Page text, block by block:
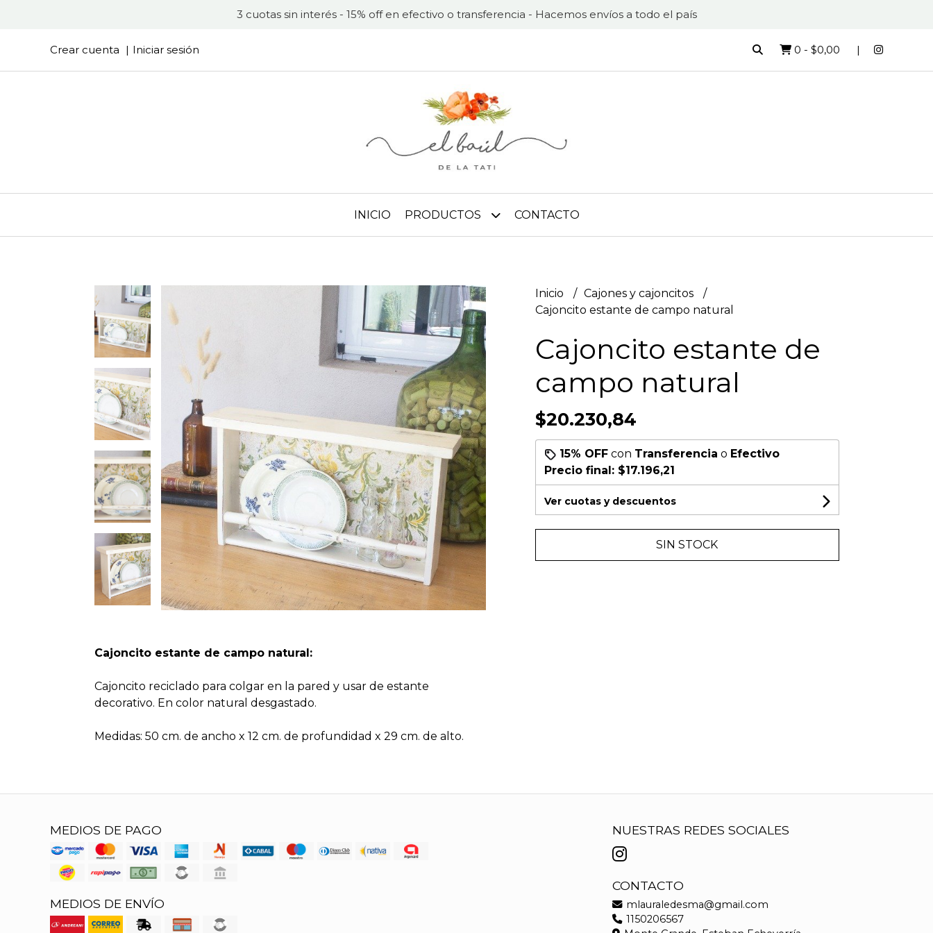
3 cuotas sin interés - 15% off en efectivo o transferencia - Hacemos envíos a todo el país
Crear cuenta Iniciar sesión 0 - $0,00
INICIO PRODUCTOS CONTACTO
Cajoncito estante de campo natural:
Cajoncito reciclado para colgar en la pared y usar de estante
decorativo. En color natural desgastado.
Medidas: 50 cm. de ancho x 12 cm. de profundidad x 29 cm. de alto.
Inicio
Cajones y cajoncitos
Cajoncito estante de campo natural
Cajoncito estante de
campo natural
$20.230,84
15% OFFcon Transferencia o Efectivo
Precio final: $17.196,21
Ver cuotas y descuentos
SIN STOCK
MEDIOS DE PAGO
MEDIOS DE ENVÍO
NUESTRAS REDES SOCIALES
CONTACTO
mlauraledesma@gmail.com
1150206567